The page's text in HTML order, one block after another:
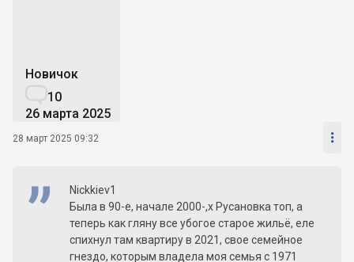
Новичок
10
26 марта 2025
28 март 2025 09:32 
Nickkiev1
Была в 90-е, начале 2000-,х Русановка топ, а
теперь как гляну все убогое старое жильё, еле
спихнул там квартиру в 2021, свое семейное
гнездо, которым владела моя семья с 1971